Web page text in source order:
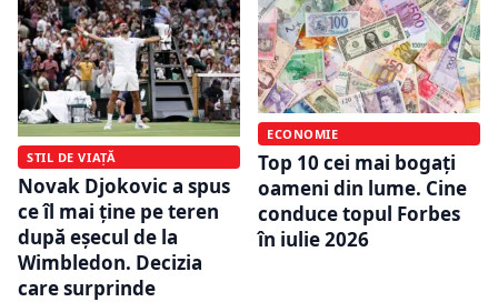
STIL DE VIAȚĂ
Novak Djokovic a spus
ce îl mai ține pe teren
după eșecul de la
Wimbledon. Decizia
care surprinde
ECONOMIE
Top 10 cei mai bogați
oameni din lume. Cine
conduce topul Forbes
în iulie 2026